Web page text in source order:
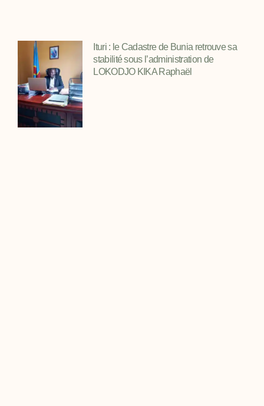
Ituri : le Cadastre de Bunia retrouve sa
stabilité sous l’administration de
LOKODJO KIKA Raphaël